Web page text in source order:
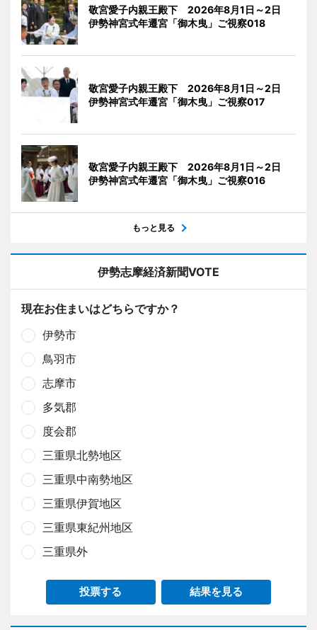
敬宮愛子内親王殿下 2026年8月1日～2日
伊勢神宮式年遷宮「御木曳」ご視察018
敬宮愛子内親王殿下 2026年8月1日～2日
伊勢神宮式年遷宮「御木曳」ご視察017
敬宮愛子内親王殿下 2026年8月1日～2日
伊勢神宮式年遷宮「御木曳」ご視察016
もっと見る
伊勢志摩経済新聞VOTE
現在お住まいはどちらですか？
伊勢市
鳥羽市
志摩市
多気郡
度会郡
三重県北勢地区
三重県中南勢地区
三重県伊賀地区
三重県東紀州地区
三重県外
投票する 結果を見る